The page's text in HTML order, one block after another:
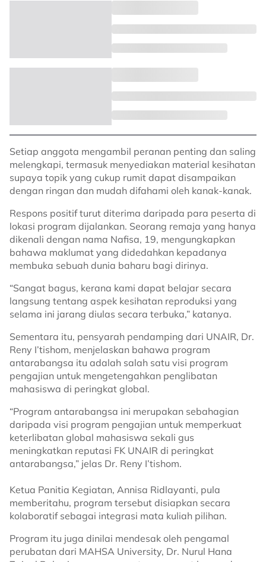
Setiap anggota mengambil peranan penting dan saling
melengkapi, termasuk menyediakan material kesihatan
supaya topik yang cukup rumit dapat disampaikan
dengan ringan dan mudah difahami oleh kanak-kanak.
Respons positif turut diterima daripada para peserta di
lokasi program dijalankan. Seorang remaja yang hanya
dikenali dengan nama Nafisa, 19, mengungkapkan
bahawa maklumat yang didedahkan kepadanya
membuka sebuah dunia baharu bagi dirinya.
“Sangat bagus, kerana kami dapat belajar secara
langsung tentang aspek kesihatan reproduksi yang
selama ini jarang diulas secara terbuka,” katanya.
Sementara itu, pensyarah pendamping dari UNAIR, Dr.
Reny I’tishom, menjelaskan bahawa program
antarabangsa itu adalah salah satu visi program
pengajian untuk mengetengahkan penglibatan
mahasiswa di peringkat global.
“Program antarabangsa ini merupakan sebahagian
daripada visi program pengajian untuk memperkuat
keterlibatan global mahasiswa sekali gus
meningkatkan reputasi FK UNAIR di peringkat
antarabangsa,” jelas Dr. Reny I’tishom.
Ketua Panitia Kegiatan, Annisa Ridlayanti, pula
memberitahu, program tersebut disiapkan secara
kolaboratif sebagai integrasi mata kuliah pilihan.
Program itu juga dinilai mendesak oleh pengamal
perubatan dari MAHSA University, Dr. Nurul Hana